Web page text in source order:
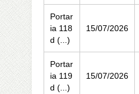
Portar
ia 118
d (...)
15/07/2026
Portar
ia 119
d (...)
15/07/2026